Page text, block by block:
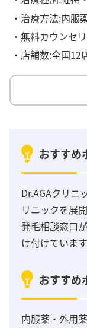
・治療方法:内服
・無料カウンセ
・店舗数:全国12
おすすめ
Dr.AGAクリニ
リニックを展
発毛相談窓口
け付けています
おすすめ
内服薬・外用